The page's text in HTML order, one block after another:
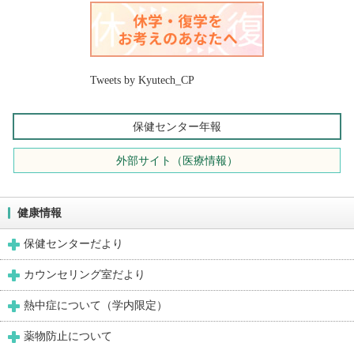
Tweets by Kyutech_CP
保健センター年報
外部サイト（医療情報）
健康情報
保健センターだより
カウンセリング室だより
熱中症について（学内限定）
薬物防止について